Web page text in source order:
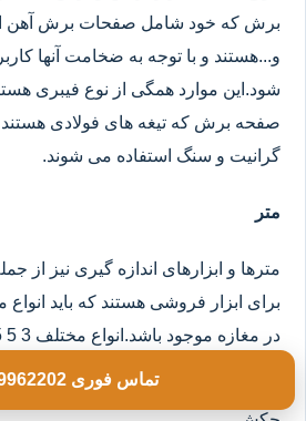
برش که خود شامل صفحات برش آهن
و...هستند و با توجه به ضخامت آنها
شود.این موارد همگی از نوع فیبری
صفحه برش که تیغه های فولادی هستند
گرانیت و سنگ استفاده می شوند.
متر
مترها و ابزارهای اندازه گیری نیز از
برای ابزار فروشی هستند که باید
مدلهای روکش دار و ساده موجود است.
تماس فوری 09199962202